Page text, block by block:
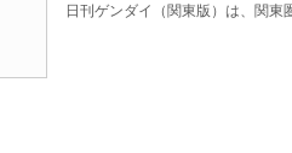
日刊ゲンダイ（関東版）は、関